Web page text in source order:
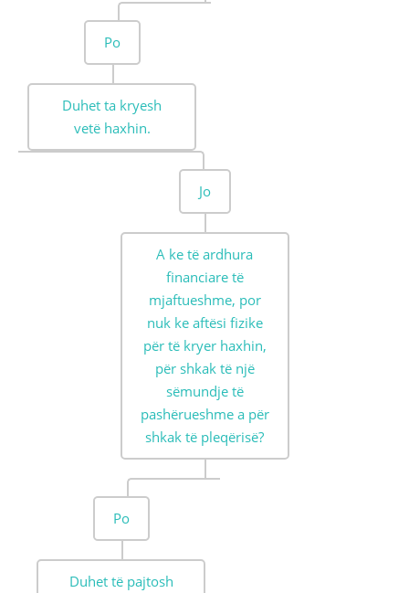
Po
Duhet ta kryesh
vetë haxhin.
Jo
A ke të ardhura
financiare të
mjaftueshme, por
nuk ke aftësi fizike
për të kryer haxhin,
për shkak të një
sëmundje të
pashërueshme a për
shkak të pleqërisë?
Po
Duhet të pajtosh